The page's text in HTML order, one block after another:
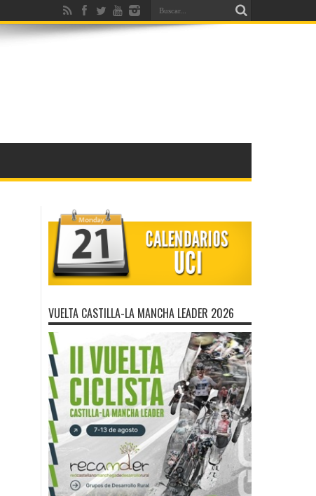
VUELTA CASTILLA-LA MANCHA LEADER 2026